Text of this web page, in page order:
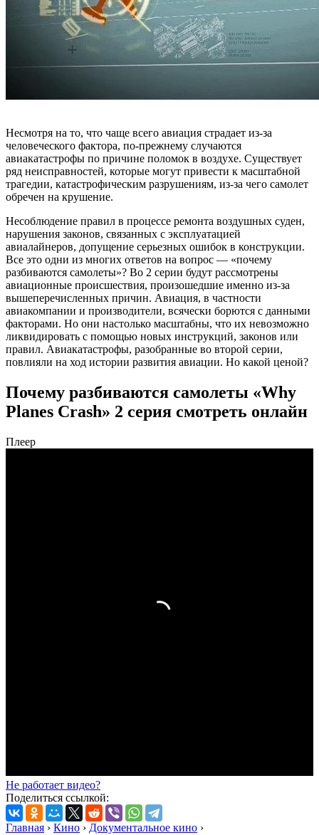
Несмотря на то, что чаще всего авиация страдает из-за
человеческого фактора, по-прежнему случаются
авиакатастрофы по причине поломок в воздухе. Существует
ряд неисправностей, которые могут привести к масштабной
трагедии, катастрофическим разрушениям, из-за чего самолет
обречен на крушение.
Несоблюдение правил в процессе ремонта воздушных суден,
нарушения законов, связанных с эксплуатацией
авиалайнеров, допущение серьезных ошибок в конструкции.
Все это одни из многих ответов на вопрос — «почему
разбиваются самолеты»? Во 2 серии будут рассмотрены
авиационные происшествия, произошедшие именно из-за
вышеперечисленных причин. Авиация, в частности
авиакомпании и производители, всячески борются с данными
факторами. Но они настолько масштабны, что их невозможно
ликвидировать с помощью новых инструкций, законов или
правил. Авиакатастрофы, разобранные во второй серии,
повлияли на ход истории развития авиации. Но какой ценой?
Почему разбиваются самолеты «Why
Planes Crash» 2 серия смотреть онлайн
Плеер
Не работает видео?
Поделиться ссылкой:
Главная › Кино › Документальное кино ›